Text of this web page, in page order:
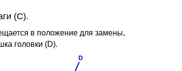
(C).
в положение для замены,
головки (D).